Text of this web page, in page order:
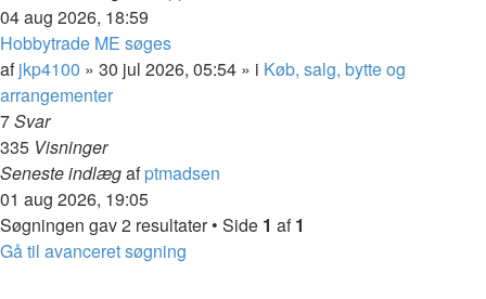
04 aug 2026, 18:59
Hobbytrade ME søges
afjkp4100 » 30 jul 2026, 05:54 » i Køb, salg, bytte og
arrangementer
7Svar
335 Visninger
Seneste indlægafptmadsen
01 aug 2026, 19:05
Søgningen gav 2 resultater • Side 1 af1
Gå til avanceret søgning